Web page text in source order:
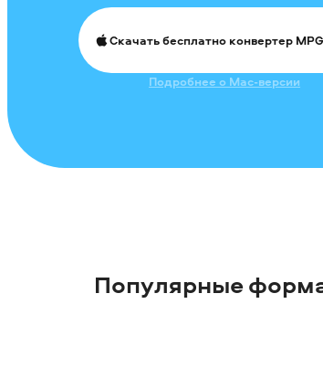
Скачать бесплатно конвертер
Подробнее о Mac-версии
Популярные